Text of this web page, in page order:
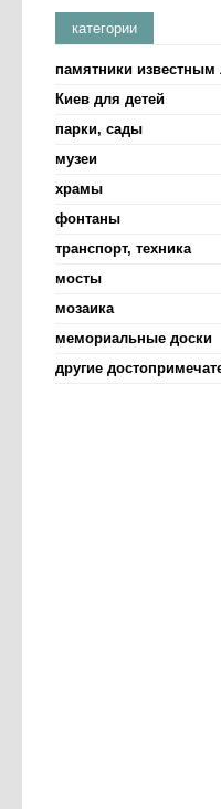
категории
памятники известным
Киев для детей
парки, сады
музеи
храмы
фонтаны
транспорт, техника
мосты
мозаика
мемориальные доски
другие